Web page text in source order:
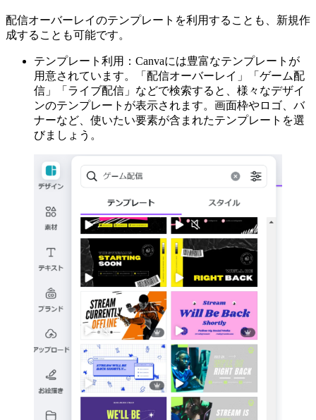
配信オーバーレイのテンプレートを利用することも、新規作
成することも可能です。
テンプレート利用：Canvaには豊富なテンプレートが
用意されています。「配信オーバーレイ」「ゲーム配
信」「ライブ配信」などで検索すると、様々なデザイ
ンのテンプレートが表示されます。画面枠やロゴ、バ
ナーなど、使いたい要素が含まれたテンプレートを選
びましょう。